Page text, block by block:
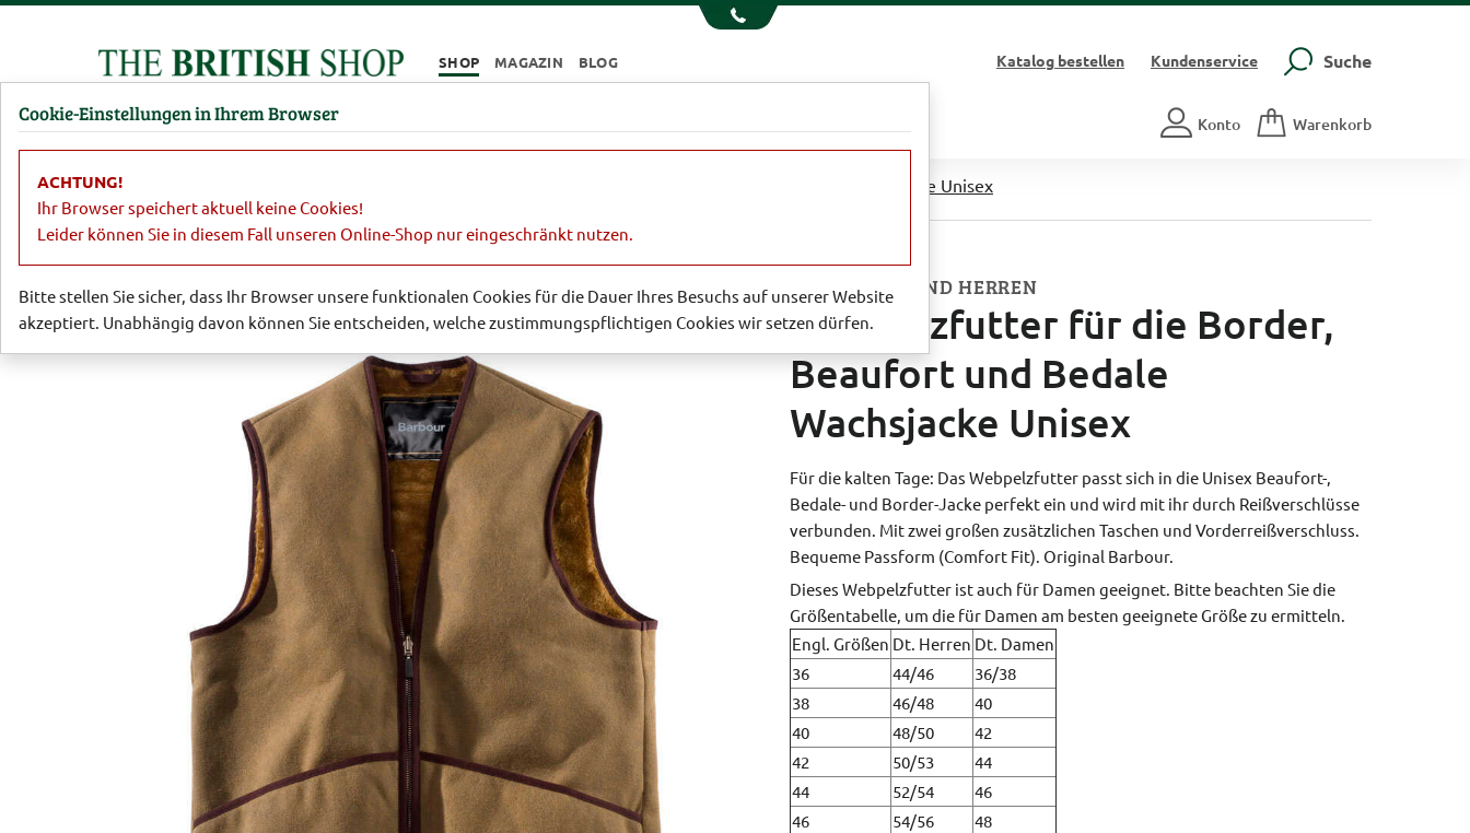
SHOP MAGAZIN BLOG Katalogbestellen Kundenservice Suche
Damen Herren Barbour Parfümerie Konto Warenkorb
Webpelzfutter für die Border, Beaufort und Bedale Wachsjacke Unisex
FÜR DAMEN UND HERREN
Webpelzfutter für die Border,
Beaufort und Bedale
Wachsjacke Unisex
Für die kalten Tage: Das Webpelzfutter passt sich in die Unisex Beaufort-,
Bedale- und Border-Jacke perfekt ein und wird mit ihr durch Reißverschlüsse
verbunden. Mit zwei großen zusätzlichen Taschen und Vorderreißverschluss.
Bequeme Passform (Comfort Fit). Original Barbour.
Dieses Webpelzfutter ist auch für Damen geeignet. Bitte beachten Sie die
Größentabelle, um die für Damen am besten geeignete Größe zu ermitteln.
Engl. Größen Dt. Herren Dt. Damen
36
44/46
36/38
38
46/48
40
40
48/50
42
42
50/53
44
44
52/54
46
46
54/56
48
Cookie-Einstellungen in Ihrem Browser
ACHTUNG!
Ihr Browser speichert aktuell keine Cookies!
Leider können Sie in diesem Fall unseren Online-Shop nur eingeschränkt nutzen.
Bitte stellen Sie sicher, dass Ihr Browser unsere funktionalen Cookies für die Dauer Ihres Besuchs auf unserer Website
akzeptiert. Unabhängig davon können Sie entscheiden, welche zustimmungspflichtigen Cookies wir setzen dürfen.